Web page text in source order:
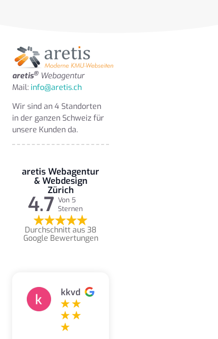
aretis® Webagentur
Mail: info@aretis.ch
Wir sind an 4 Standorten
in der ganzen Schweiz für
unsere Kunden da.
aretis Webagentur
& Webdesign
Zürich
4.7 Von 5
Sternen
Durchschnitt aus 38
Google Bewertungen
kkvd